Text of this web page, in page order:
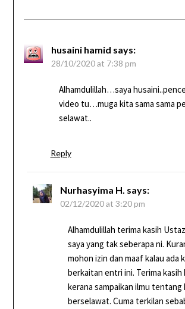
husaini hamid says:
28/10/2020 at 7:38 pm
Alhamdulillah…saya
video tu…muga kita sama sama
selawat..
Reply
Nurhasyima H. says:
02/12/2020 at 3:20 pm
Alhamdulillah terima kasih
saya yang tak seberapa ni.
mohon izin dan maaf kalau ada
berkaitan entri ini. Terima kasih
kerana sampaikan ilmu tentang
berselawat. Cuma terkilan